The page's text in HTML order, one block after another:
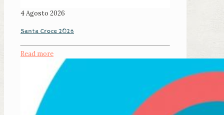
4 Agosto 2026
Santa Croce 2026
Read more